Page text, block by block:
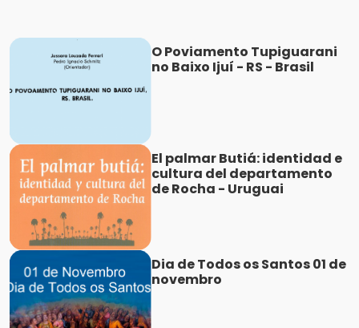
O Poviamento Tupiguarani
no Baixo Ijuí - RS - Brasil
El palmar Butiá: identidad e
cultura del departamento
de Rocha - Uruguai
Dia de Todos os Santos 01 de
novembro